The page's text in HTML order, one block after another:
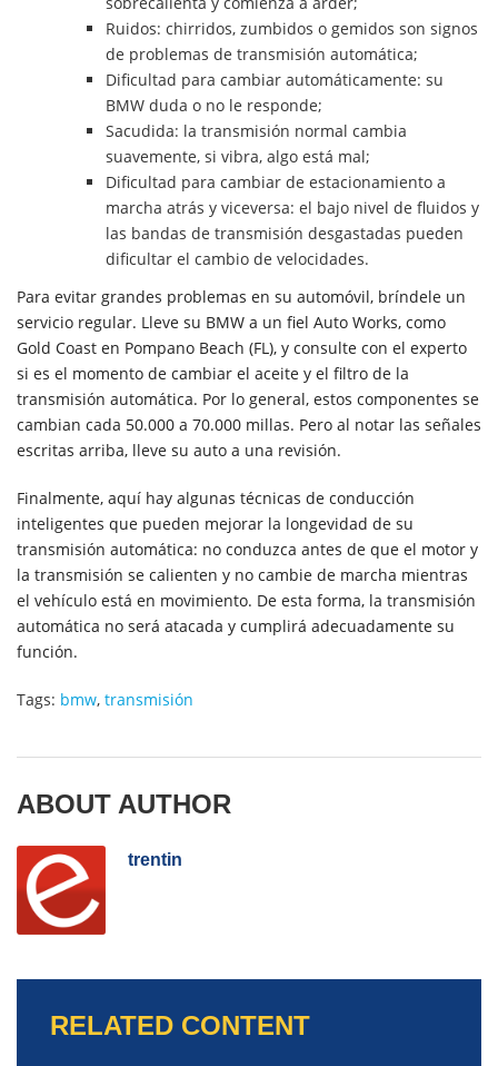
Ruidos: chirridos, zumbidos o gemidos son signos
de problemas de transmisión automática;
Dificultad para cambiar automáticamente: su
BMW duda o no le responde;
Sacudida: la transmisión normal cambia
suavemente, si vibra, algo está mal;
Dificultad para cambiar de estacionamiento a
marcha atrás y viceversa: el bajo nivel de fluidos y
las bandas de transmisión desgastadas pueden
dificultar el cambio de velocidades.
Para evitar grandes problemas en su automóvil, bríndele un
servicio regular. Lleve su BMW a un fiel Auto Works, como
Gold Coast en Pompano Beach (FL), y consulte con el experto
si es el momento de cambiar el aceite y el filtro de la
transmisión automática. Por lo general, estos componentes se
cambian cada 50.000 a 70.000 millas. Pero al notar las señales
escritas arriba, lleve su auto a una revisión.
Finalmente, aquí hay algunas técnicas de conducción
inteligentes que pueden mejorar la longevidad de su
transmisión automática: no conduzca antes de que el motor y
la transmisión se calienten y no cambie de marcha mientras
el vehículo está en movimiento. De esta forma, la transmisión
automática no será atacada y cumplirá adecuadamente su
función.
Tags: bmw, transmisión
ABOUT AUTHOR
trentin
RELATED CONTENT